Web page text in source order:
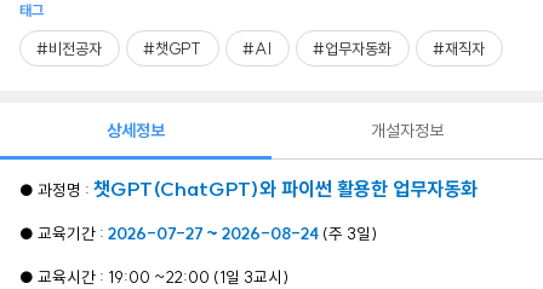
태그
#비전공자 #챗GPT #AI #업무자동화 #재직자
상세정보
● 과정명 : 챗GPT(ChatGPT)와 파이썬 활용한 업무자동화
● 교육기간 : 2026-07-27 ~ 2026-08-24 (주 3일)
● 교육시간 : 19:00 ~22:00 (1일 3교시)
개설자정보